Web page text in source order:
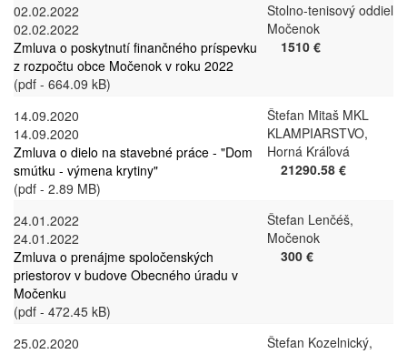
02.02.2022
02.02.2022
Zmluva o poskytnutí finančného príspevku
z rozpočtu obce Močenok v roku 2022
(pdf - 664.09 kB)
Stolno-tenisový oddiel
Močenok
1510 €
14.09.2020
14.09.2020
Zmluva o dielo na stavebné práce - "Dom
smútku - výmena krytiny"
(pdf - 2.89 MB)
Štefan Mitaš MKL
KLAMPIARSTVO,
Horná Kráľová
21290.58 €
24.01.2022
24.01.2022
Zmluva o prenájme spoločenských
priestorov v budove Obecného úradu v
Močenku
(pdf - 472.45 kB)
Štefan Lenčéš,
Močenok
300 €
25.02.2020
Štefan Kozelnický,